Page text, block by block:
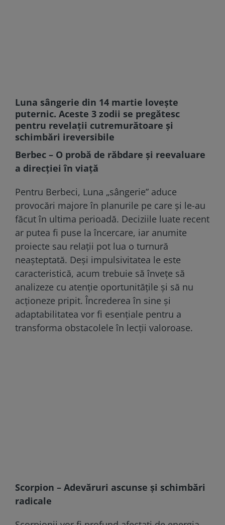
Luna sângerie din 14 martie lovește
puternic. Aceste 3 zodii se pregătesc
pentru revelații cutremurătoare și
schimbări ireversibile
Berbec – O probă de răbdare și reevaluare
a direcției în viață
Pentru Berbeci, Luna „sângerie” aduce
provocări majore în planurile pe care și le-au
făcut în ultima perioadă. Deciziile luate recent
ar putea fi puse la încercare, iar anumite
proiecte sau relații pot lua o turnură
neașteptată. Deși impulsivitatea le este
caracteristică, acum trebuie să învețe să
analizeze cu atenție oportunitățile și să nu
acționeze pripit. Încrederea în sine și
adaptabilitatea vor fi esențiale pentru a
transforma obstacolele în lecții valoroase.
Scorpion – Adevăruri ascunse și schimbări
radicale